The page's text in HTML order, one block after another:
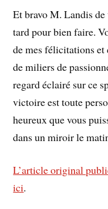
Et bravo M. Landis
tard pour bien faire.
de mes félicitations et
de miliers de
regard éclairé sur ce
victoire est toute
heureux que vous
dans un miroir le
L’article original
ici.